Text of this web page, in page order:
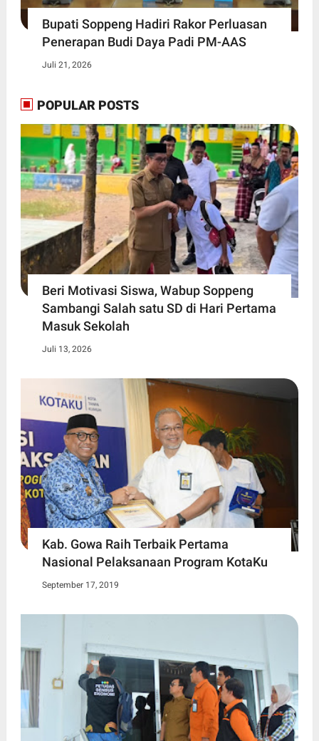
Bupati Soppeng Hadiri Rakor Perluasan
Penerapan Budi Daya Padi PM-AAS
Juli 21, 2026
POPULAR POSTS
Beri Motivasi Siswa, Wabup Soppeng
Sambangi Salah satu SD di Hari Pertama
Masuk Sekolah
Juli 13, 2026
Kab. Gowa Raih Terbaik Pertama
Nasional Pelaksanaan Program KotaKu
September 17, 2019